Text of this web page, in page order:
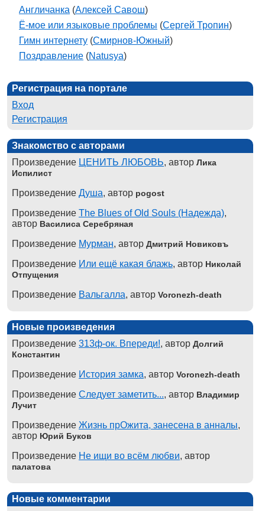
Англичанка (Алексей Савош)
Ё-мое или языковые проблемы (Сергей Тропин)
Гимн интернету (Смирнов-Южный)
Поздравление (Natusya)
Регистрация на портале
Вход
Регистрация
Знакомство с авторами
Произведение ЦЕНИТЬ ЛЮБОВЬ, автор Лика
Испилист
Произведение Душа, автор pogost
Произведение The Blues of Old Souls (Надежда),
автор Василиса Серебряная
Произведение Мурман, автор Дмитрий Новиковъ
Произведение Или ещё какая блажь, автор Николай
Отпущения
Произведение Вальгалла, автор Voronezh-death
Новые произведения
Произведение 313ф-ок. Впереди!, автор Долгий
Константин
Произведение История замка, автор Voronezh-death
Произведение Следует заметить..., автор Владимир
Лучит
Произведение Жизнь прОжита, занесена в анналы,
автор Юрий Буков
Произведение Не ищи во всём любви, автор
палатова
Новые комментарии